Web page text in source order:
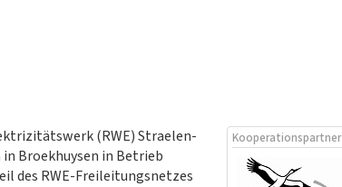
Kooperationspartner
(RWE) Straelen-
Broekhuysen in Betrieb
des RWE-Freileitungsnetzes